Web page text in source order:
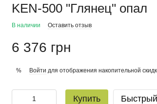
KEN-500 "Глянец" опал
В наличии Оставить отзыв
6 376 грн
% Войти для отображения накопительной
Купить